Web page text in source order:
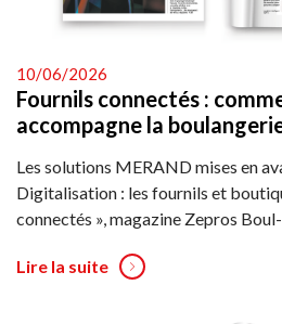
10/06/2026
Fournils connectés :
accompagne la
Les solutions MERAND mises en
Digitalisation : les fournils et
connectés », magazine Zepros
Lire la suite